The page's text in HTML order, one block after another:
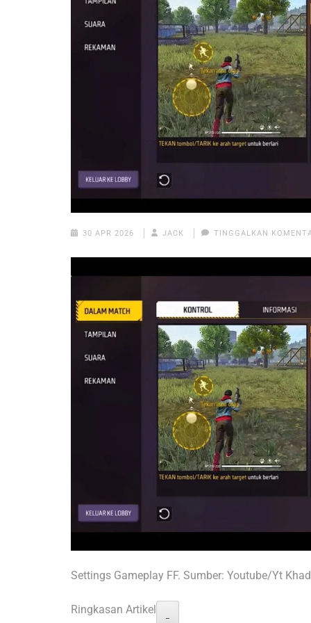
30 APR 2026 JACK TINGGALKAN
Settings Gameplay FF. Sumber: Youtube/Yt
Ringkasan Artikel
−